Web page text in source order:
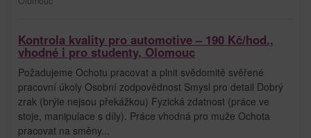
Kontrola kvality pro automotive – 190 Kč/hod.,
vhodné i pro studenty, Olomouc
Požadujeme Ochotu pracovat a plnit svědomitě svěřené
pracovní úkoly Osobní zodpovědnost Smysl pro detail Dobrý
zrak (brýle nejsou překážkou) Fyzická zdatnost (práce ve
stoje, manipulace s díly). Práce vhodná pro muže Ochota
pracovat na směny...